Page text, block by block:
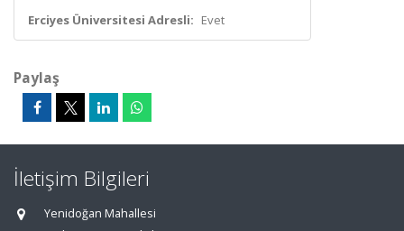
Erciyes Üniversitesi Adresli: Evet
Paylaş
İletişim Bilgileri
Yenidoğan Mahallesi